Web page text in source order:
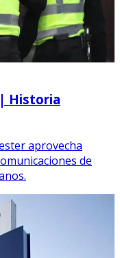
Historia
aprovecha
de